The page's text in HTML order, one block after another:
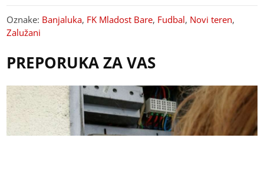
Oznake: Banjaluka, FK Mladost Bare, Fudbal, Novi teren,
Zalužani
PREPORUKA ZA VAS